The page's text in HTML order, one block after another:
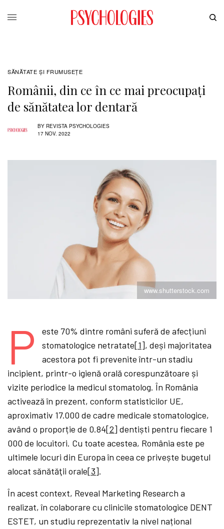
SĂNĂTATE ŞI FRUMUSEȚE
Românii, din ce în ce mai preocupați
de sănătatea lor dentară
BY REVISTA PSYCHOLOGIES
17 NOV. 2022
www.shutterstock.com
P
este 70% dintre români suferă de afecțiuni
stomatologice netratate[1], deși majoritatea
acestora pot fi prevenite într-un stadiu
incipient, printr-o igienă orală corespunzătoare și
vizite periodice la medicul stomatolog. În România
activează în prezent, conform statisticilor UE,
aproximativ 17.000 de cadre medicale stomatologice,
având o proporție de 0.84[2] dentiști pentru fiecare 1
000 de locuitori. Cu toate acestea, România este pe
ultimele locuri din Europa în ceea ce privește bugetul
alocat sănătăţii orale[3].
În acest context, Reveal Marketing Research a
realizat, în colaborare cu clinicile stomatologice DENT
ESTET, un studiu reprezentativ la nivel național